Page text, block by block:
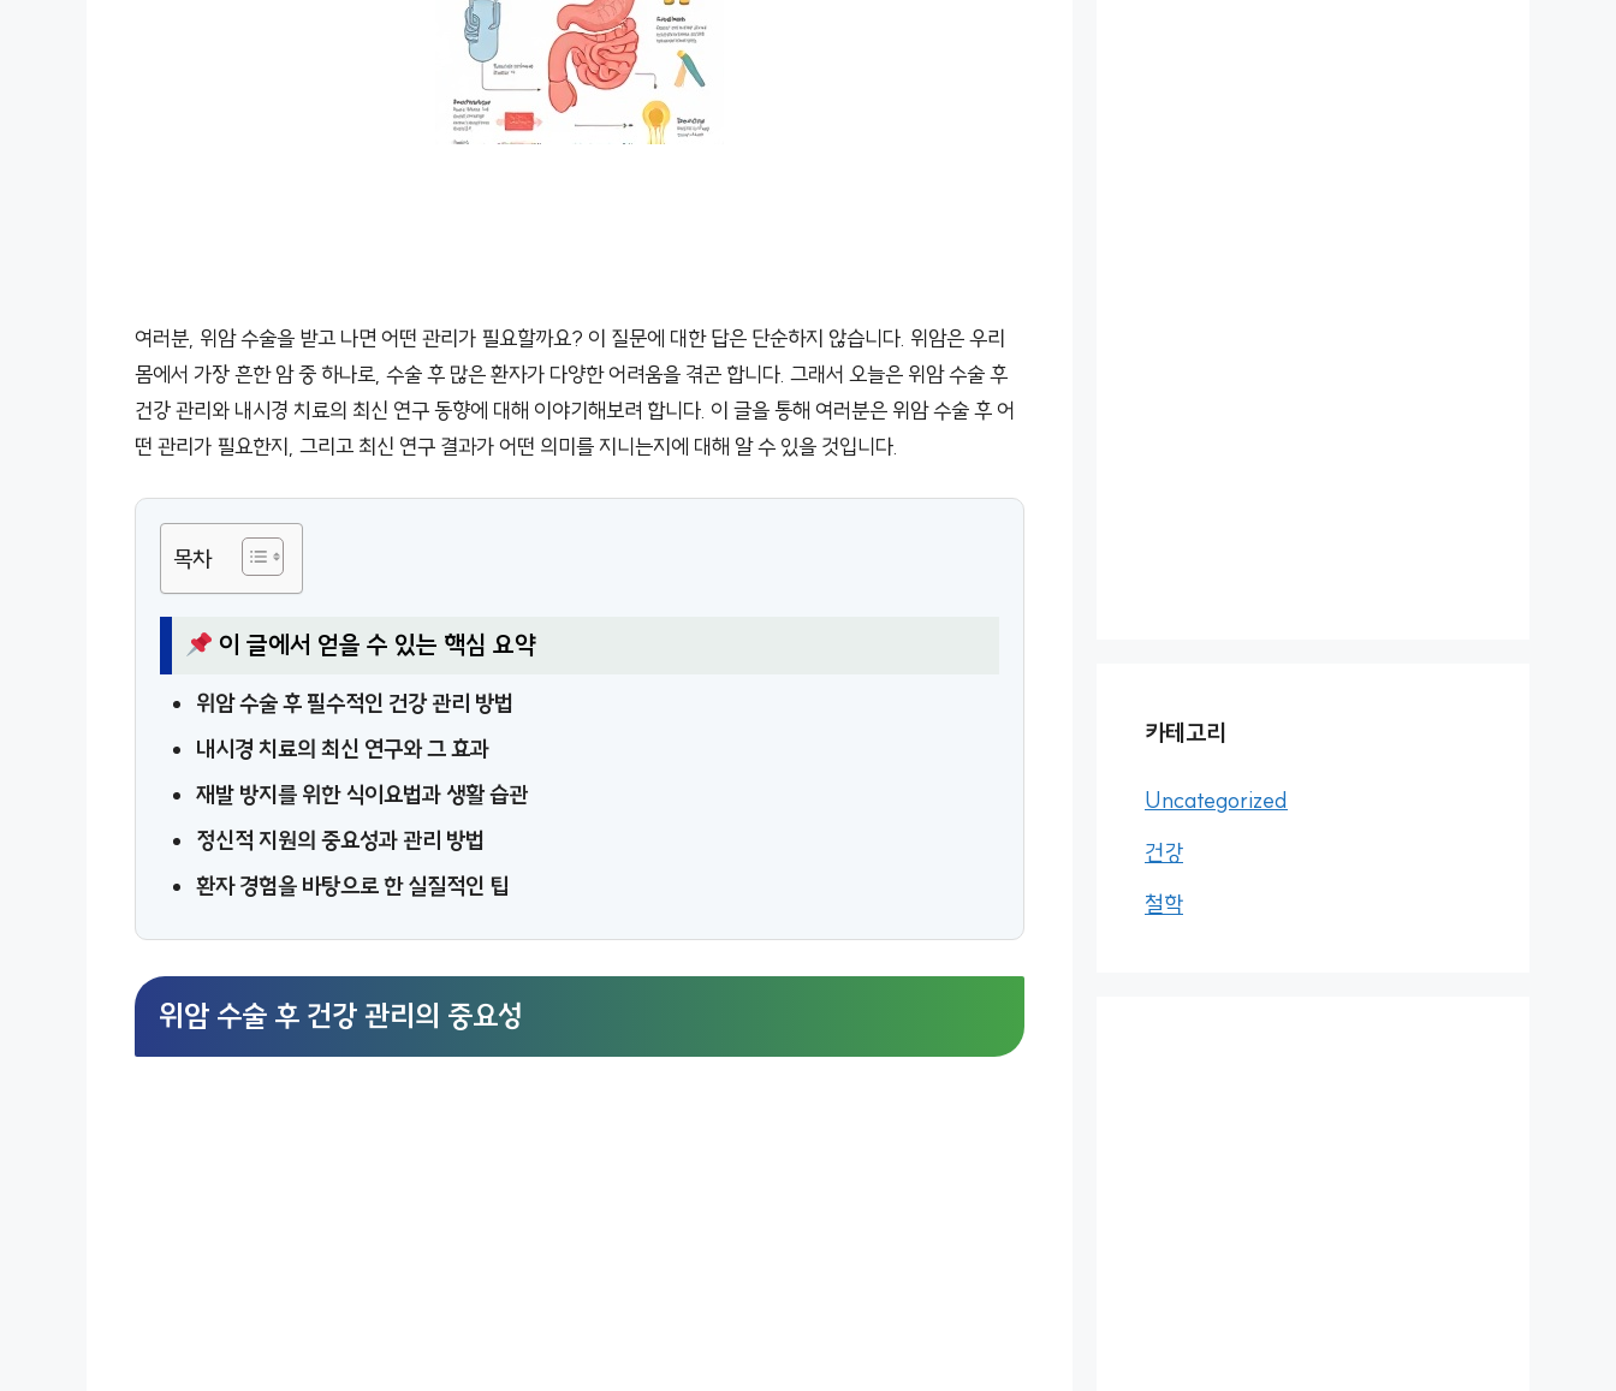
여러분, 위암 수술을 받고 나면 어떤 관리가 필요할까요? 이 질문에 대한 답은 단순하지 않습니다. 위암은 우리
몸에서 가장 흔한 암 중 하나로, 수술 후 많은 환자가 다양한 어려움을 겪곤 합니다. 그래서 오늘은 위암 수술 후
건강 관리와 내시경 치료의 최신 연구 동향에 대해 이야기해보려 합니다. 이 글을 통해 여러분은 위암 수술 후 어
떤 관리가 필요한지, 그리고 최신 연구 결과가 어떤 의미를 지니는지에 대해 알 수 있을 것입니다.
목차
이 글에서 얻을 수 있는 핵심 요약
위암 수술 후 필수적인 건강 관리 방법
내시경 치료의 최신 연구와 그 효과
재발 방지를 위한 식이요법과 생활 습관
정신적 지원의 중요성과 관리 방법
환자 경험을 바탕으로 한 실질적인 팁
위암 수술 후 건강 관리의 중요성
카테고리
Uncategorized
건강
철학